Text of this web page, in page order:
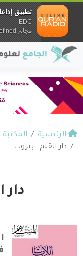
الرئيسية المكتبة
دار القلم - بيروت
دار
تطبيق
EDC
مجانيundefined